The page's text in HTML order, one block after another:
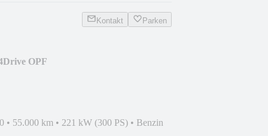
Kontakt Parken
OPF
• 55.000 km • 221 kW (300 PS) • Benzin